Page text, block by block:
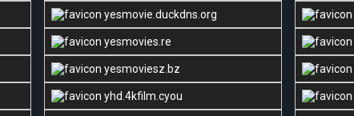
yesmovie.duckdns.org
yesmovies.re
yesmoviesz.bz
yhd.4kfilm.cyou